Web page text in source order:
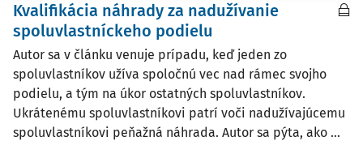
Kvalifikácia náhrady za nadužívanie
spoluvlastníckeho podielu
Autor sa v článku venuje prípadu, keď jeden zo
spoluvlastníkov užíva spoločnú vec nad rámec svojho
podielu, a tým na úkor ostatných spoluvlastníkov.
Ukrátenému spoluvlastníkovi patrí voči nadužívajúcemu
spoluvlastníkovi peňažná náhrada. Autor sa pýta, ako ...